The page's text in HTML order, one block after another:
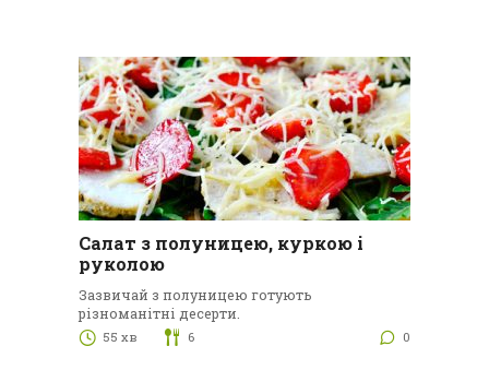
Салат з полуницею, куркою і
руколою
Зазвичай з полуницею готують
різноманітні десерти.
55 хв 6 0